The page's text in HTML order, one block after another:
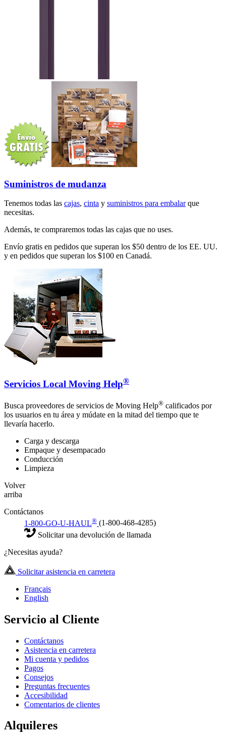
Suministros de mudanza
Tenemos todas las cajas, cinta y suministros para embalarque
necesitas.
Además, te compraremos todas las cajas que no uses.
Envío gratis en pedidos que superan los $50 dentro de los EE. UU.
y en pedidos que superan los $100 en Canadá.
Servicios Local Moving Help®
Busca proveedores de servicios de Moving Help® calificados por
los usuarios en tu área y múdate en la mitad del tiempo que te
llevaría hacerlo.
Carga y descarga
Empaque y desempacado
Conducción
Limpieza
Volver
arriba
Contáctanos
1-800-GO-U-HAUL® (1-800-468-4285)
Solicitar una devolución de llamada
¿Necesitas ayuda?
Solicitar asistencia en carretera
Français
English
Servicio al Cliente
Contáctanos
Asistencia en carretera
Mi cuenta y pedidos
Pagos
Consejos
Preguntas frecuentes
Accesibilidad
Comentarios de clientes
Alquileres